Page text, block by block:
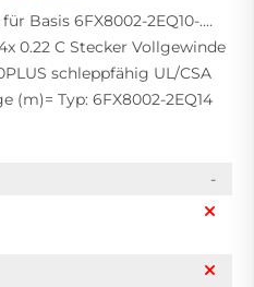
Basis 6FX8002-2EQ10-....
0.22 C Stecker Vollgewinde
schleppfähig UL/CSA
(m)= Typ: 6FX8002-2EQ14
-